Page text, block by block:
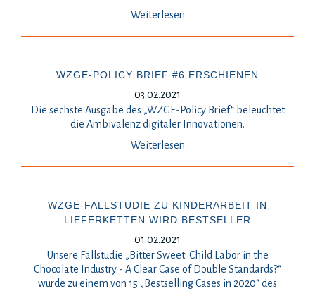
Weiterlesen
WZGE-POLICY BRIEF #6 ERSCHIENEN
03.02.2021
Die sechste Ausgabe des „WZGE-Policy Brief“ beleuchtet
die Ambivalenz digitaler Innovationen.
Weiterlesen
WZGE-FALLSTUDIE ZU KINDERARBEIT IN
LIEFERKETTEN WIRD BESTSELLER
01.02.2021
Unsere Fallstudie „Bitter Sweet: Child Labor in the
Chocolate Industry - A Clear Case of Double Standards?“
wurde zu einem von 15 „Bestselling Cases in 2020“ des